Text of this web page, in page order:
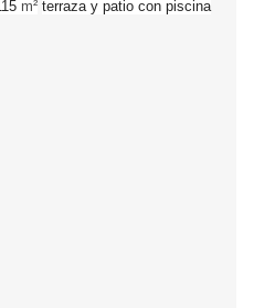
m² terraza y patio con piscina